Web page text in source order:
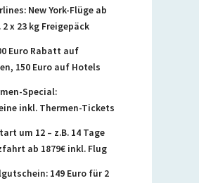
New York-Flüge ab
2 x 23 kg Freigepäck
Euro Rabatt auf
150 Euro auf Hotels
Special:
inkl. Thermen-Tickets
um 12 – z.B. 14 Tage
ab 1879€ inkl. Flug
149 Euro für 2